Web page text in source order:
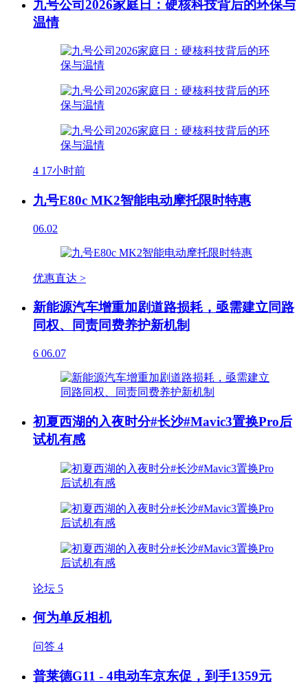
九号公司2026家庭日：硬核科技背后的环保与
温情
4 17小时前
九号E80c MK2智能电动摩托限时特惠
06.02
优惠直达 >
新能源汽车增重加剧道路损耗，亟需建立同路
同权、同责同费养护新机制
6 06.07
初夏西湖的入夜时分#长沙#Mavic3置换Pro后
试机有感
论坛 5
何为单反相机
问答 4
普莱德G11 - 4电动车京东促，到手1359元